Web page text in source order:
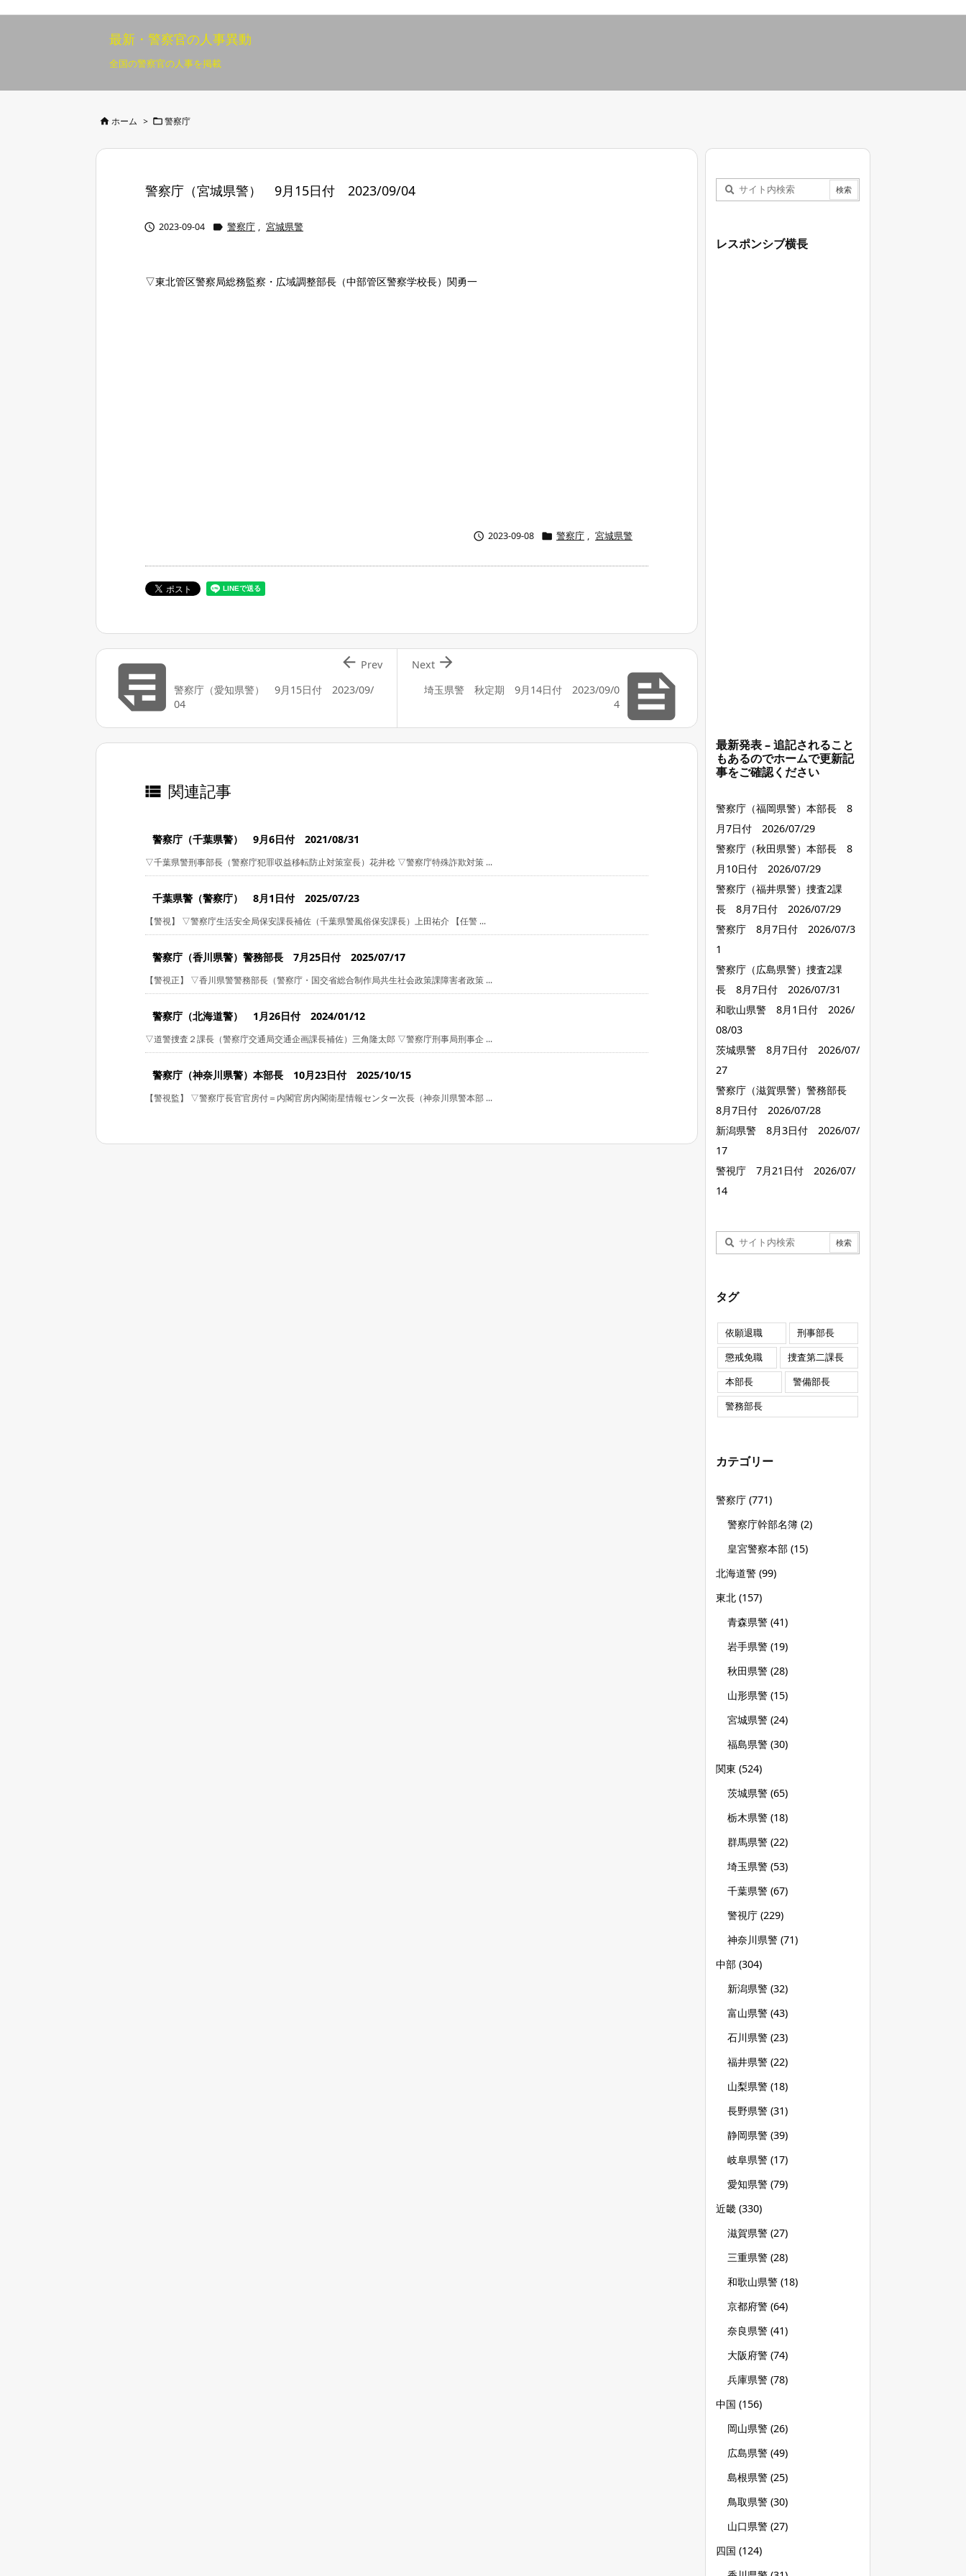
最新・警察官の人事異動
全国の警察官の人事を掲載
 ホーム >  警察庁
警察庁（宮城県警） 9月15日付 2023/09/04
 2023-09-04  警察庁 , 宮城県警
▽東北管区警察局総務監察・広域調整部長（中部管区警察学校長）関勇一
 2023-09-08  警察庁 , 宮城県警

埼玉県警 秋定期 9月14日付 2023/09/0
4

Next
警察庁（愛知県警） 9月15日付 2023/09/
04
 Prev
 関連記事
警察庁（千葉県警） 9月6日付 2021/08/31
▽千葉県警刑事部長（警察庁犯罪収益移転防止対策室長）花井稔 ▽警察庁特殊詐欺対策 ...
千葉県警（警察庁） 8月1日付 2025/07/23
【警視】 ▽警察庁生活安全局保安課長補佐（千葉県警風俗保安課長）上田祐介 【任警 ...
警察庁（香川県警）警務部長 7月25日付 2025/07/17
【警視正】 ▽香川県警警務部長（警察庁・国交省総合制作局共生社会政策課障害者政策 ...
警察庁（北海道警） 1月26日付 2024/01/12
▽道警捜査２課長（警察庁交通局交通企画課長補佐）三角隆太郎 ▽警察庁刑事局刑事企 ...
警察庁（神奈川県警）本部長 10月23日付 2025/10/15
【警視監】 ▽警察庁長官官房付＝内閣官房内閣衛星情報センター次長（神奈川県警本部 ...
レスポンシブ横長
最新発表 – 追記されること
もあるのでホームで更新記
事をご確認ください
警察庁（福岡県警）本部長 8
月7日付 2026/07/29
警察庁（秋田県警）本部長 8
月10日付 2026/07/29
警察庁（福井県警）捜査2課
長 8月7日付 2026/07/29
警察庁 8月7日付 2026/07/3
1
警察庁（広島県警）捜査2課
長 8月7日付 2026/07/31
和歌山県警 8月1日付 2026/
08/03
茨城県警 8月7日付 2026/07/
27
警察庁（滋賀県警）警務部長
8月7日付 2026/07/28
新潟県警 8月3日付 2026/07/
17
警視庁 7月21日付 2026/07/
14
タグ
依願退職
刑事部長
懲戒免職
捜査第二課長
本部長
警備部長
警務部長
カテゴリー
警察庁 (771)
警察庁幹部名簿 (2)
皇宮警察本部 (15)
北海道警 (99)
東北 (157)
青森県警 (41)
岩手県警 (19)
秋田県警 (28)
山形県警 (15)
宮城県警 (24)
福島県警 (30)
関東 (524)
茨城県警 (65)
栃木県警 (18)
群馬県警 (22)
埼玉県警 (53)
千葉県警 (67)
警視庁 (229)
神奈川県警 (71)
中部 (304)
新潟県警 (32)
富山県警 (43)
石川県警 (23)
福井県警 (22)
山梨県警 (18)
長野県警 (31)
静岡県警 (39)
岐阜県警 (17)
愛知県警 (79)
近畿 (330)
滋賀県警 (27)
三重県警 (28)
和歌山県警 (18)
京都府警 (64)
奈良県警 (41)
大阪府警 (74)
兵庫県警 (78)
中国 (156)
岡山県警 (26)
広島県警 (49)
島根県警 (25)
鳥取県警 (30)
山口県警 (27)
四国 (124)